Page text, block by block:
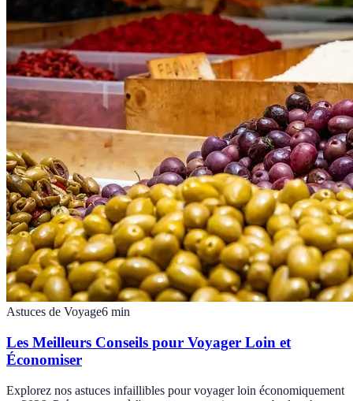
Astuces de Voyage6 min
Les Meilleurs Conseils pour Voyager Loin et
Économiser
Explorez nos astuces infaillibles pour voyager loin économiquement